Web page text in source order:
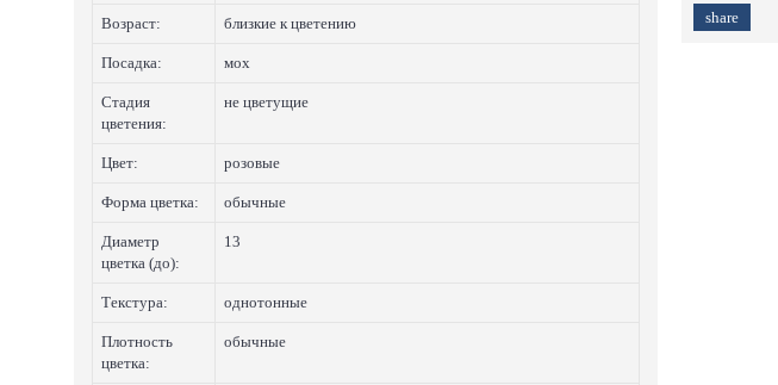
Возраст: близкие к цветению
Посадка: мох
Стадия
цветения:
не цветущие
Цвет: розовые
Форма цветка: обычные
Диаметр
цветка (до):
13
Текстура: однотонные
Плотность
цветка:
обычные
share